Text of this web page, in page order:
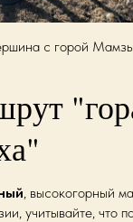
с горой
, высокогорный
учитывайте, что